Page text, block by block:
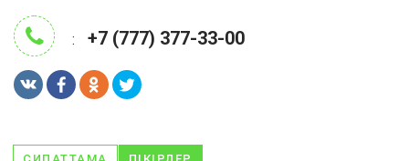
: +7 (777) 377-33-00